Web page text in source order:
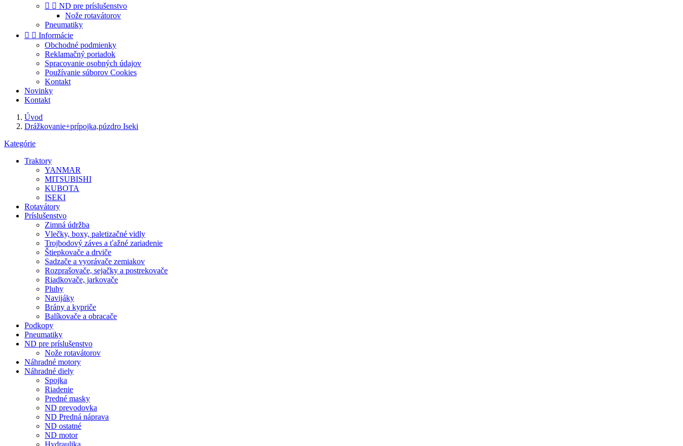
  ND pre príslušenstvo
Nože rotavátorov
Pneumatiky
  Informácie
Obchodné podmienky
Reklamačný poriadok
Spracovanie osobných údajov
Používanie súborov Cookies
Kontakt
Novinky
Kontakt
Úvod
Drážkovanie+prípojka,púzdro Iseki
Kategórie
Traktory
YANMAR
MITSUBISHI
KUBOTA
ISEKI
Rotavátory
Príslušenstvo
Zimná údržba
Vlečky, boxy, paletizačné vidly
Trojbodový záves a ťažné zariadenie
Štiepkovače a drviče
Sadzače a vyorávače zemiakov
Rozprašovače, sejačky a postrekovače
Riadkovače, jarkovače
Pluhy
Navijáky
Brány a kypriče
Balíkovače a obracače
Podkopy
Pneumatiky
ND pre príslušenstvo
Nože rotavátorov
Náhradné motory
Náhradné diely
Spojka
Riadenie
Predné masky
ND prevodovka
ND Predná náprava
ND ostatné
ND motor
Hydraulika